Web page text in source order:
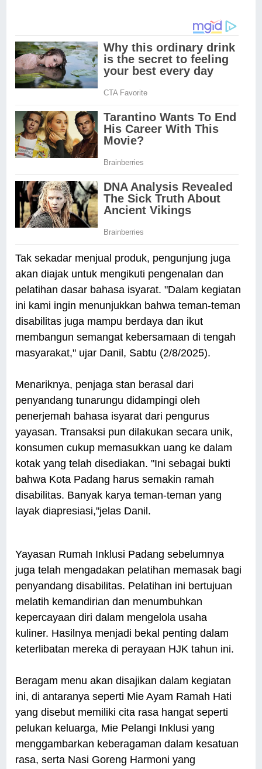
Tak sekadar menjual produk, pengunjung juga
akan diajak untuk mengikuti pengenalan dan
pelatihan dasar bahasa isyarat. "Dalam kegiatan
ini kami ingin menunjukkan bahwa teman-teman
disabilitas juga mampu berdaya dan ikut
membangun semangat kebersamaan di tengah
masyarakat," ujar Danil, Sabtu (2/8/2025).
Menariknya, penjaga stan berasal dari
penyandang tunarungu didampingi oleh
penerjemah bahasa isyarat dari pengurus
yayasan. Transaksi pun dilakukan secara unik,
konsumen cukup memasukkan uang ke dalam
kotak yang telah disediakan. "Ini sebagai bukti
bahwa Kota Padang harus semakin ramah
disabilitas. Banyak karya teman-teman yang
layak diapresiasi,"jelas Danil.
Yayasan Rumah Inklusi Padang sebelumnya
juga telah mengadakan pelatihan memasak bagi
penyandang disabilitas. Pelatihan ini bertujuan
melatih kemandirian dan menumbuhkan
kepercayaan diri dalam mengelola usaha
kuliner. Hasilnya menjadi bekal penting dalam
keterlibatan mereka di perayaan HJK tahun ini.
Beragam menu akan disajikan dalam kegiatan
ini, di antaranya seperti Mie Ayam Ramah Hati
yang disebut memiliki cita rasa hangat seperti
pelukan keluarga, Mie Pelangi Inklusi yang
menggambarkan keberagaman dalam kesatuan
rasa, serta Nasi Goreng Harmoni yang